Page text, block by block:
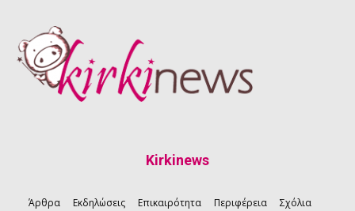
Kirkinews
Άρθρα Εκδηλώσεις Επικαιρότητα Περιφέρεια
Σχόλια